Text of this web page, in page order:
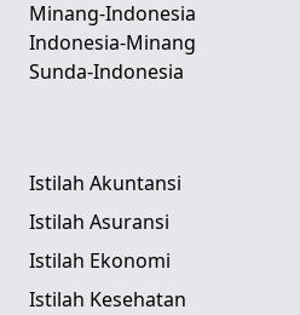
Minang-Indonesia
Indonesia-Minang
Sunda-Indonesia
Istilah Akuntansi
Istilah Asuransi
Istilah Ekonomi
Istilah Kesehatan